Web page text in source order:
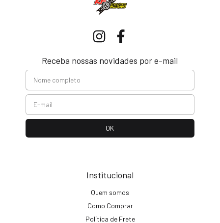
Receba nossas novidades por e-mail
Institucional
Quem somos
Como Comprar
Política de Frete